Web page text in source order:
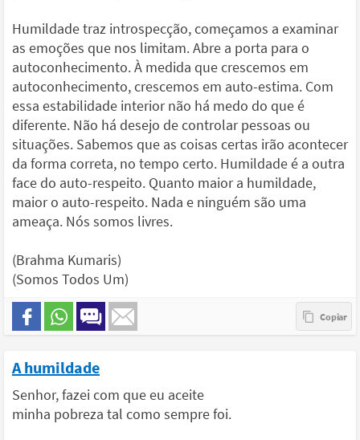
Humildade traz introspecção, começamos a examinar
as emoções que nos limitam. Abre a porta para o
autoconhecimento. À medida que crescemos em
autoconhecimento, crescemos em auto-estima. Com
essa estabilidade interior não há medo do que é
diferente. Não há desejo de controlar pessoas ou
situações. Sabemos que as coisas certas irão acontecer
da forma correta, no tempo certo. Humildade é a outra
face do auto-respeito. Quanto maior a humildade,
maior o auto-respeito. Nada e ninguém são uma
ameaça. Nós somos livres.
(Brahma Kumaris)
(Somos Todos Um)
A humildade
Senhor, fazei com que eu aceite
minha pobreza tal como sempre foi.